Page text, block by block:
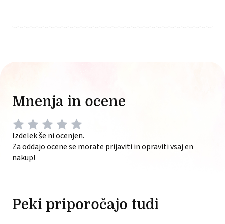
Mnenja in ocene
Izdelek še ni ocenjen.
Za oddajo ocene se morate prijaviti in opraviti vsaj en
nakup!
Peki priporočajo tudi